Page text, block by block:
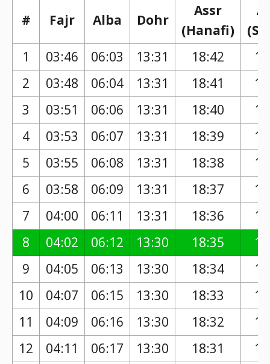
# Fajr Alba Dohr
Assr
(Hanafi)
1
03:46 06:03 13:31 18:42
2
03:48 06:04 13:31 18:41
3
03:51 06:06 13:31 18:40
4
03:53 06:07 13:31 18:39
5
03:55 06:08 13:31 18:38
6
03:58 06:09 13:31 18:37
7
04:00 06:11 13:31 18:36
8
04:02 06:12 13:30 18:35
9
04:05 06:13 13:30 18:34
10
04:07 06:15 13:30 18:33
11
04:09 06:16 13:30 18:32
12
04:11 06:17 13:30 18:31